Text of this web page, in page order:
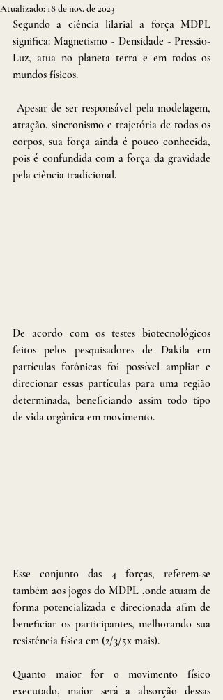
Atualizado: 18 de nov. de 2023
Segundo a ciência lilarial a força MDPL
significa: Magnetismo - Densidade - Pressão-
Luz, atua no planeta terra e em todos os
mundos físicos.
atração, sincronismo e trajetória de todos os
corpos, sua força ainda é pouco conhecida,
pois é confundida com a força da gravidade
pela ciência tradicional.
De acordo com os testes biotecnológicos
feitos pelos pesquisadores de Dakila em
partículas fotônicas foi possível ampliar e
direcionar essas partículas para uma região
determinada, beneficiando assim todo tipo
de vida orgânica em movimento.
Esse conjunto das 4 forças, referem-se
também aos jogos do MDPL ,onde atuam de
forma potencializada e direcionada afim de
beneficiar os participantes, melhorando sua
resistência física em (2/3/5x mais).
Quanto maior for o movimento físico
executado, maior será a absorção dessas